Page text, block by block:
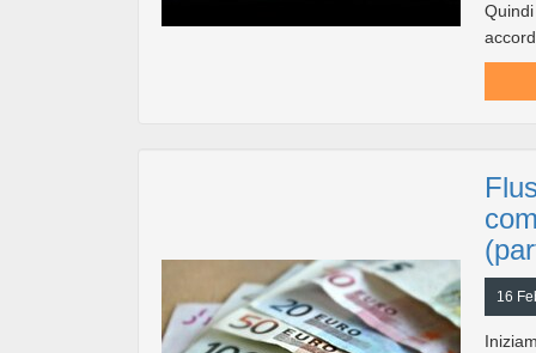
16